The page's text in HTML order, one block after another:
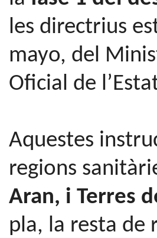
les directrius
mayo, del
Oficial de
Aquestes
regions
Aran, i Terres
pla, la resta de